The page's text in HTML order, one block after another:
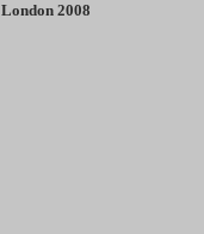
London 2008